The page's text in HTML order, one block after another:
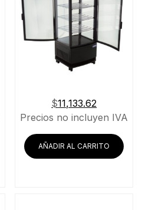
$11,133.62
Precios no incluyen IVA
AÑADIR AL CARRITO